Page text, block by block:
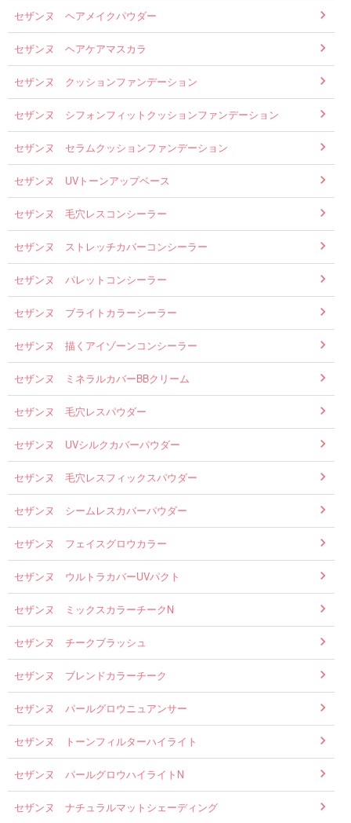
セザンヌ ヘアメイクパウダー
セザンヌ ヘアケアマスカラ
セザンヌ クッションファンデーション
セザンヌ シフォンフィットクッションファンデーション
セザンヌ セラムクッションファンデーション
セザンヌ UVトーンアップベース
セザンヌ 毛穴レスコンシーラー
セザンヌ ストレッチカバーコンシーラー
セザンヌ パレットコンシーラー
セザンヌ ブライトカラーシーラー
セザンヌ 描くアイゾーンコンシーラー
セザンヌ ミネラルカバーBBクリーム
セザンヌ 毛穴レスパウダー
セザンヌ UVシルクカバーパウダー
セザンヌ 毛穴レスフィックスパウダー
セザンヌ シームレスカバーパウダー
セザンヌ フェイスグロウカラー
セザンヌ ウルトラカバーUVパクト
セザンヌ ミックスカラーチークN
セザンヌ チークブラッシュ
セザンヌ ブレンドカラーチーク
セザンヌ パールグロウニュアンサー
セザンヌ トーンフィルターハイライト
セザンヌ パールグロウハイライトN
セザンヌ ナチュラルマットシェーディング